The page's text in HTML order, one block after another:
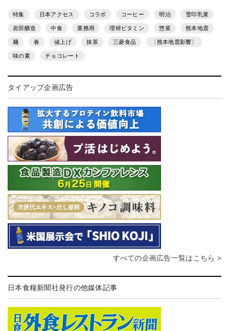
特集 日本アクセス コラボ コーヒー 明治 雪印乳業
岩田醸造 中食 業務用 理研ビタミン 惣菜 熊本地震
麺 春 値上げ 抹茶 三菱食品 〔熊本地震影響〕
味の素 チョコレート
タイアップ企画広告
すべての企画広告一覧はこちら >
日本食糧新聞社発行の他媒体記事